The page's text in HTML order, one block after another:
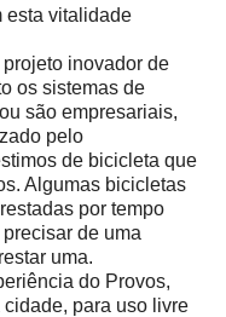
esta vitalidade
projeto inovador de
os sistemas de
são empresariais,
pelo
de bicicleta que
Algumas bicicletas
por tempo
de uma
uma.
do Provos,
para uso livre